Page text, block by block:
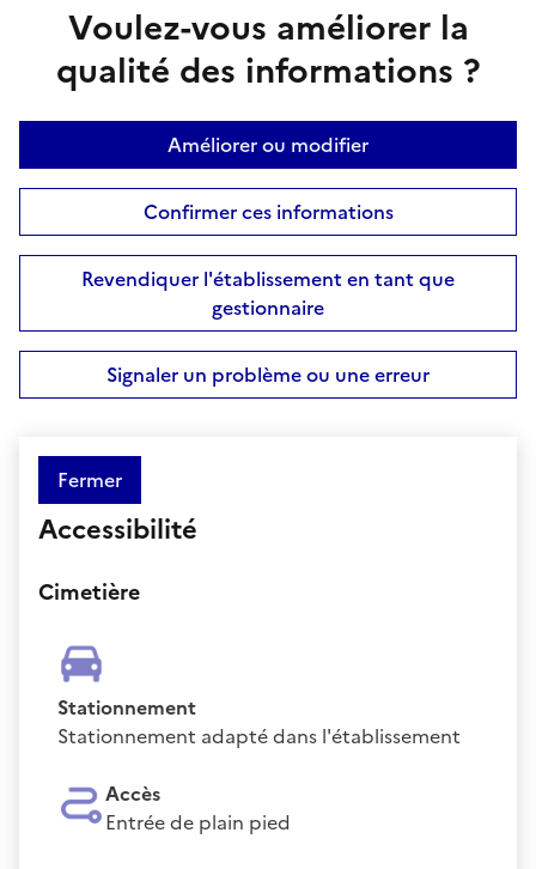
Voulez-vous améliorer la
qualité des informations ?
Améliorer ou modifier
Confirmer ces informations
Revendiquer l'établissement en tant que
gestionnaire
Signaler un problème ou une erreur
Fermer
Accessibilité
Cimetière
Stationnement
Stationnement adapté dans l'établissement
Accès
Entrée de plain pied